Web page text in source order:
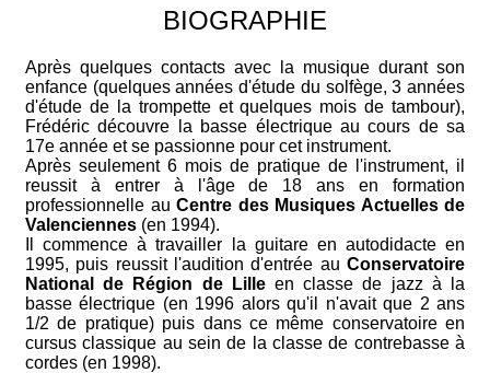
BIOGRAPHIE
Après quelques contacts avec la musique durant son
enfance (quelques années d'étude du solfège, 3 années
d'étude de la trompette et quelques mois de tambour),
Frédéric découvre la basse électrique au cours de sa
17e année et se passionne pour cet instrument.
Après seulement 6 mois de pratique de l'instrument, il
reussit à entrer à l'âge de 18 ans en formation
professionnelle au Centre des Musiques Actuelles de
Valenciennes (en 1994).
Il commence à travailler la guitare en autodidacte en
1995, puis reussit l'audition d'entrée au Conservatoire
National de Région de Lille en classe de jazz à la
basse électrique (en 1996 alors qu'il n'avait que 2 ans
1/2 de pratique) puis dans ce même conservatoire en
cursus classique au sein de la classe de contrebasse à
cordes (en 1998).